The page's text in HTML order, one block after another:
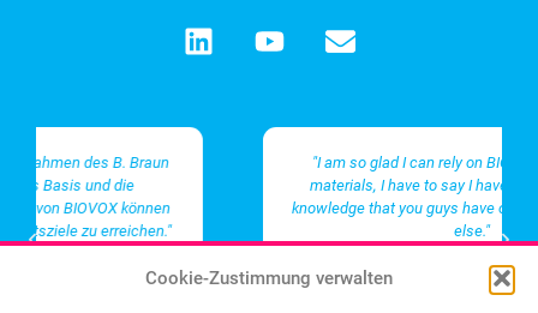
Cookie-Zustimmung verwalten
"I am so glad I can rely on BIOVOX to source the
materials, I have to say I haven’t found the same
knowledge that you guys have on materials anywhere